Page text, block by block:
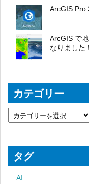
ArcGIS Pro
ArcGIS で
なりました！
カテゴリー
タグ
AI